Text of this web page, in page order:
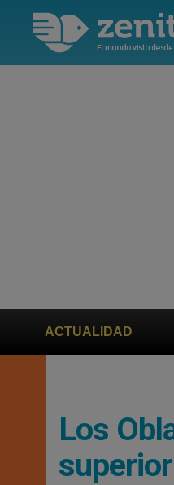
ACTUALIDAD
piden ayuda a Marco
Los